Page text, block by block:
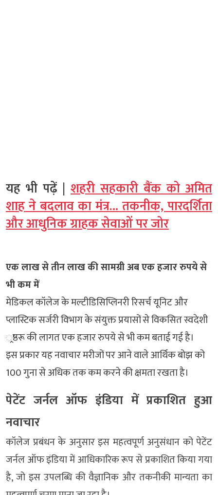
यह भी पढ़ें | शहरी सहकारी बैंक को अमित
शाह ने बदलाव का मंत्र… तकनीक, पारदर्शिता
और आधुनिक ग्राहक सेवाओं पर जोर
एक लाख से तीन लाख की सामग्री अब एक हजार रुपये से
भी कम में
मेडिकल कॉलेज के मल्टीडिसिप्लिनरी रिसर्च यूनिट और
प्लास्टिक सर्जरी विभाग के संयुक्त प्रयासों से विकसित स्वदेशी
्रष्ठरू की लागत एक हजार रुपये से भी कम बताई गई है।
इस प्रकार यह नवाचार मरीजों पर आने वाले आर्थिक बोझ को
100 गुना से अधिक तक कम करने की क्षमता रखता है।
पेटेंट जर्नल ऑफ इंडिया में प्रकाशित हुआ
नवाचार
कॉलेज प्रबंधन के अनुसार इस महत्वपूर्ण अनुसंधान को पेटेंट
जर्नल ऑफ इंडिया में आधिकारिक रूप से प्रकाशित किया गया
है, जो इस उपलब्धि की वैज्ञानिक और तकनीकी मान्यता का